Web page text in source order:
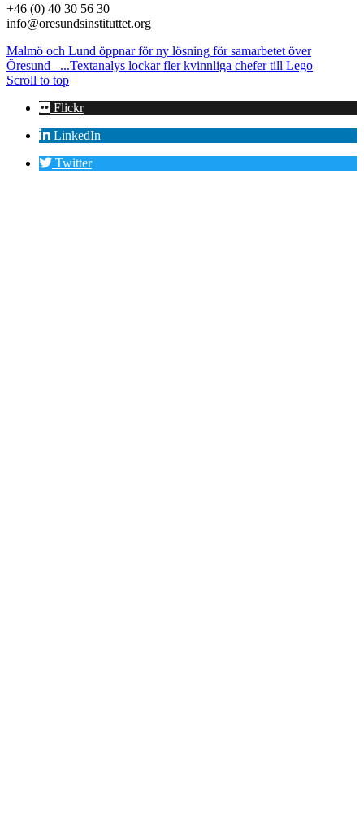
+46 (0) 40 30 56 30
info@oresundsinstituttet.org
Malmö och Lund öppnar för ny lösning för samarbetet över
Öresund –...Textanalys lockar fler kvinnliga chefer till Lego
Scroll to top
Flickr
LinkedIn
Twitter